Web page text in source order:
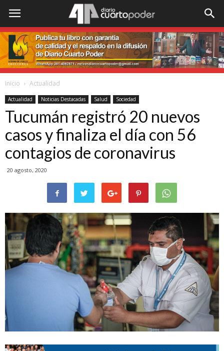
Inicio Actualidad
Actualidad Noticias Destacadas Salud Sociedad
Tucumán registró 20 nuevos
casos y finaliza el día con 56
contagios de coronavirus
20 agosto, 2020